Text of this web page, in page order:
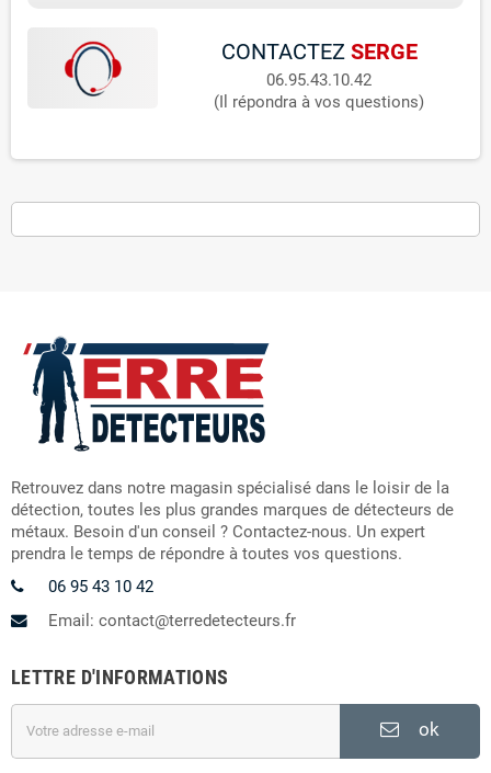
CONTACTEZ SERGE
06.95.43.10.42
(Il répondra à vos questions)
Retrouvez dans notre magasin spécialisé dans le loisir de la
détection, toutes les plus grandes marques de détecteurs de
métaux. Besoin d'un conseil ? Contactez-nous. Un expert
prendra le temps de répondre à toutes vos questions.
06 95 43 10 42
Email: contact@terredetecteurs.fr
LETTRE D'INFORMATIONS
ok